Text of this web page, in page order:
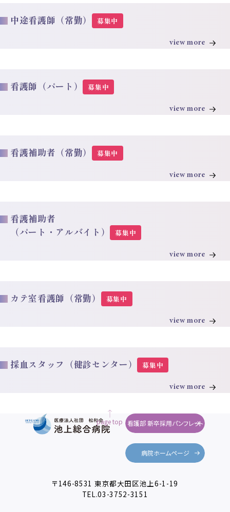
中途看護師（常勤） 募集中
view more
看護師（パート） 募集中
view more
看護補助者（常勤） 募集中
view more
看護補助者
（パート・アルバイト）
募集中
view more
カテ室看護師（常勤） 募集中
view more
採血スタッフ（健診センター） 募集中
view more
page top
〒146-8531 東京都大田区池上6-1-19
TEL.03-3752-3151
看護部 新卒採用パンフレット
病院ホームページ